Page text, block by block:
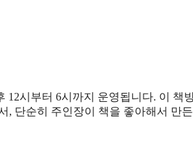
12시부터 6시까지 운영됩니다. 이 책
, 단순히 주인장이 책을 좋아해서 만